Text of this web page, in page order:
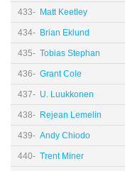
433- Matt Keetley
434- Brian Eklund
435- Tobias Stephan
436- Grant Cole
437- U. Luukkonen
438- Rejean Lemelin
439- Andy Chiodo
440- Trent Miner